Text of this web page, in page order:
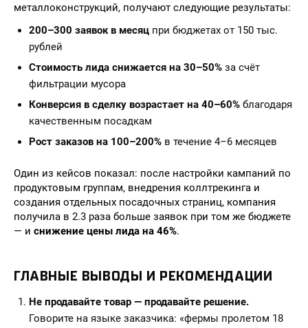
металлоконструкций, получают следующие результаты:
200–300 заявок в месяц при бюджетах от 150 тыс.
рублей
Стоимость лида снижается на 30–50% за счёт
фильтрации мусора
Конверсия в сделку возрастает на 40–60% благодаря
качественным посадкам
Рост заказов на 100–200% в течение 4–6 месяцев
Один из кейсов показал: после настройки кампаний по
продуктовым группам, внедрения коллтрекинга и
создания отдельных посадочных страниц, компания
получила в 2.3 раза больше заявок при том же бюджете
— и снижение цены лида на 46%.
ГЛАВНЫЕ ВЫВОДЫ И РЕКОМЕНДАЦИИ
Не продавайте товар — продавайте решение.
Говорите на языке заказчика: «фермы пролетом 18